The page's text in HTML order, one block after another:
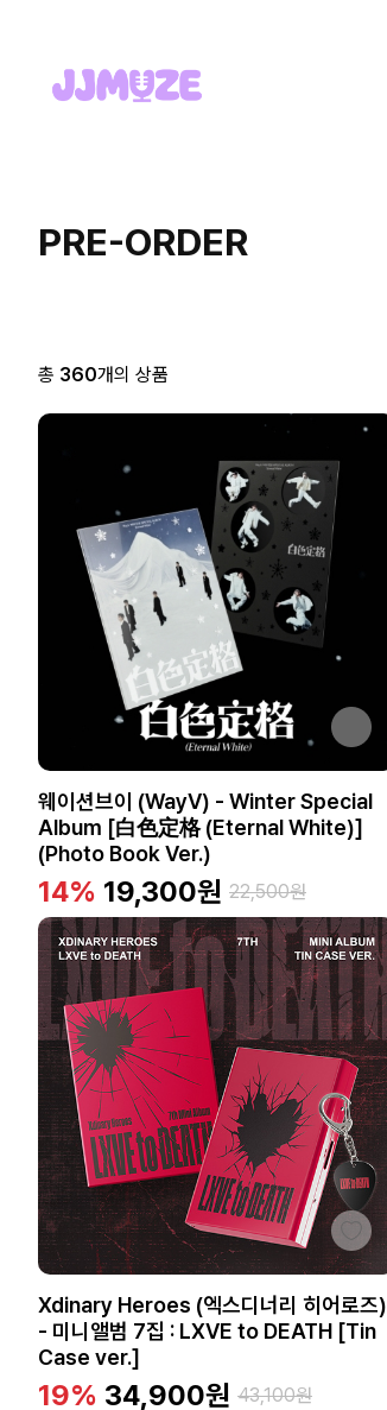
PRE-ORDER
총 360개의 상품
웨이션브이 (WayV) - Winter Special
Album [白色定格 (Eternal White)]
(Photo Book Ver.)
14% 19,300원 22,500원
Xdinary Heroes (엑스디너리 히어로즈)
- 미니앨범 7집 : LXVE to DEATH [Tin
Case ver.]
19% 34,900원 43,100원